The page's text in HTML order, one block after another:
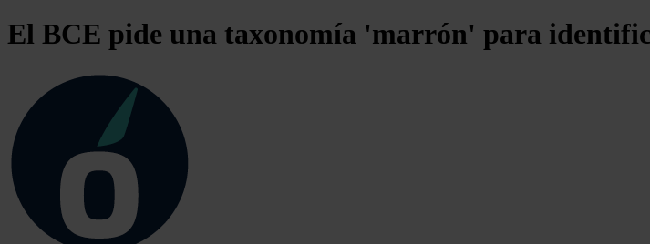
El BCE pide una taxonomía 'marrón' para